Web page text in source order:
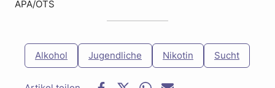
APA/OTS
Alkohol Jugendliche Nikotin Sucht
T
W